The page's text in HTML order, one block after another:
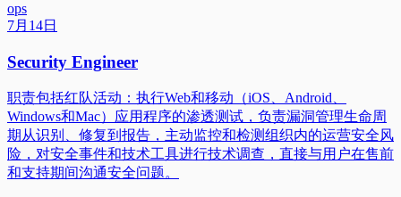
ops
7月14日
Security Engineer
职责包括红队活动：执行Web和移动（iOS、Android、
Windows和Mac）应用程序的渗透测试，负责漏洞管理生命周
期从识别、修复到报告，主动监控和检测组织内的运营安全风
险，对安全事件和技术工具进行技术调查，直接与用户在售前
和支持期间沟通安全问题。